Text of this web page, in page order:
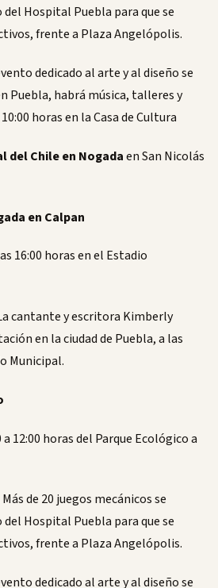
Hospital Puebla para que se
frente a Plaza Angelópolis.
dedicado al arte y al diseño se
Puebla, habrá música, talleres y
horas en la Casa de Cultura
del Chile en Nogadaen San Nicolás
en Calpan
16:00 horas en el Estadio
cantante y escritora Kimberly
en la ciudad de Puebla, a las
Municipal.
a 12:00 horas del Parque Ecológico a
Más de 20 juegos mecánicos se
Hospital Puebla para que se
frente a Plaza Angelópolis.
dedicado al arte y al diseño se